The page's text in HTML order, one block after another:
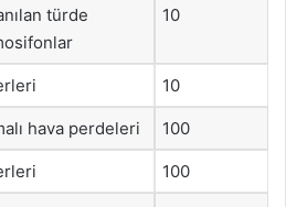
türde
10
10
hava perdeleri 100
100